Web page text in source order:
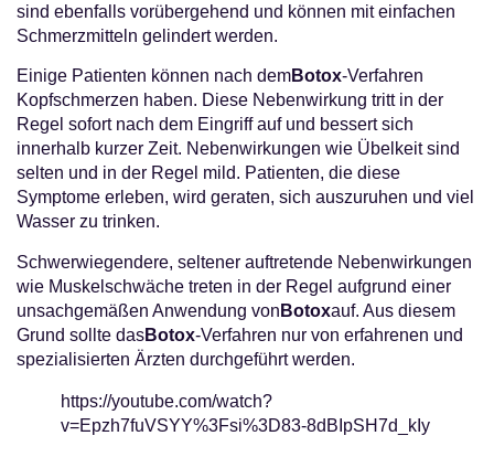
sind ebenfalls vorübergehend und können mit einfachen
Schmerzmitteln gelindert werden.
Einige Patienten können nach demBotox-Verfahren
Kopfschmerzen haben. Diese Nebenwirkung tritt in der
Regel sofort nach dem Eingriff auf und bessert sich
innerhalb kurzer Zeit. Nebenwirkungen wie Übelkeit sind
selten und in der Regel mild. Patienten, die diese
Symptome erleben, wird geraten, sich auszuruhen und viel
Wasser zu trinken.
Schwerwiegendere, seltener auftretende Nebenwirkungen
wie Muskelschwäche treten in der Regel aufgrund einer
unsachgemäßen Anwendung von Botoxauf. Aus diesem
Grund sollte dasBotox-Verfahren nur von erfahrenen und
spezialisierten Ärzten durchgeführt werden.
https://youtube.com/watch?
v=Epzh7fuVSYY%3Fsi%3D83-8dBIpSH7d_kIy